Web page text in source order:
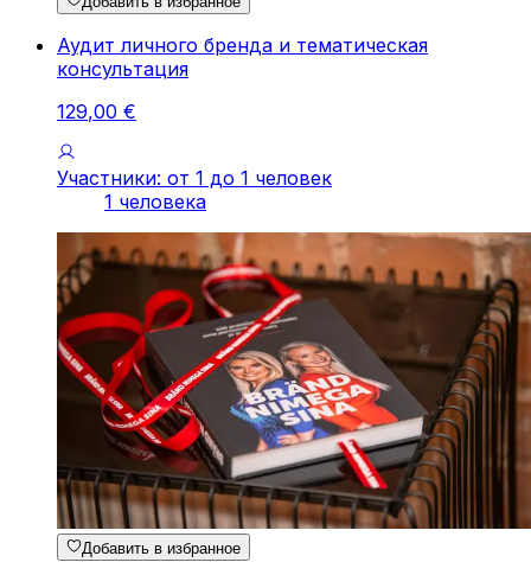
Аудит личного бренда и тематическая
консультация
129,00 €
Участники: от 1 до 1 человек
1 человека
Добавить в избранное